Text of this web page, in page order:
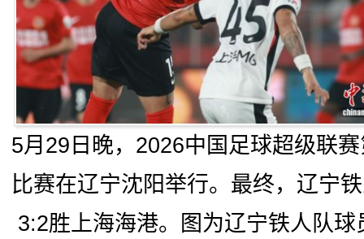
5月29日晚，2026中国足球超级联
比赛在辽宁沈阳举行。最终，辽宁
3:2胜上海海港。图为辽宁铁人队球